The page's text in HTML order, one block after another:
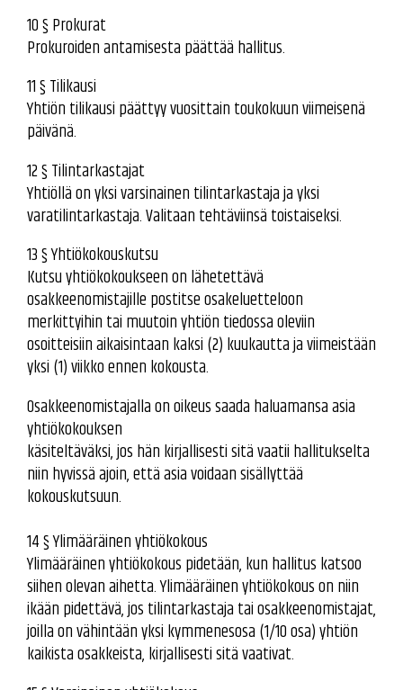
10 § Prokurat
Prokuroiden antamisesta päättää hallitus.
11 § Tilikausi
Yhtiön tilikausi päättyy vuosittain toukokuun viimeisenä
päivänä.
12 § Tilintarkastajat
Yhtiöllä on yksi varsinainen tilintarkastaja ja yksi
varatilintarkastaja. Valitaan tehtäviinsä toistaiseksi.
13 § Yhtiökokouskutsu
Kutsu yhtiökokoukseen on lähetettävä
osakkeenomistajille postitse osakeluetteloon
merkittyihin tai muutoin yhtiön tiedossa oleviin
osoitteisiin aikaisintaan kaksi (2) kuukautta ja viimeistään
yksi (1) viikko ennen kokousta.
Osakkeenomistajalla on oikeus saada haluamansa asia
yhtiökokouksen
käsiteltäväksi, jos hän kirjallisesti sitä vaatii hallitukselta
niin hyvissä ajoin, että asia voidaan sisällyttää
kokouskutsuun.
14 § Ylimääräinen yhtiökokous
Ylimääräinen yhtiökokous pidetään, kun hallitus katsoo
siihen olevan aihetta. Ylimääräinen yhtiökokous on niin
ikään pidettävä, jos tilintarkastaja tai osakkeenomistajat,
joilla on vähintään yksi kymmenesosa (1/10 osa) yhtiön
kaikista osakkeista, kirjallisesti sitä vaativat.